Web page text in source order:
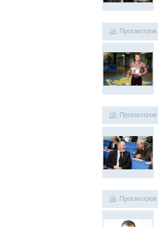
Просмотров
Просмотров
Просмотров